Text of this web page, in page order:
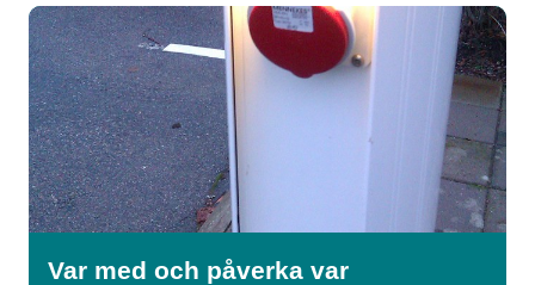
Var med och påverka var